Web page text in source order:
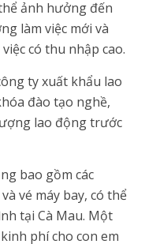
ảnh hưởng đến
làm việc mới và
có thu nhập cao.
ty xuất khẩu lao
đào tạo nghề,
lao động trước
bao gồm các
vé máy bay, có thể
tại Cà Mau. Một
phí cho con em